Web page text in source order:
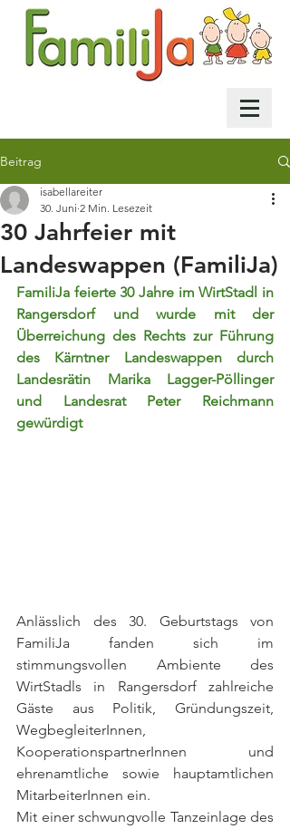
Beitrag
30 Jahrfeier mit
Landeswappen (FamiliJa)
isabellareiter
30. Juni 2 Min. Lesezeit
FamiliJa feierte 30 Jahre im WirtStadl in
Rangersdorf und wurde mit der
Überreichung des Rechts zur Führung
des Kärntner Landeswappen durch
Landesrätin Marika Lagger-Pöllinger
und Landesrat Peter Reichmann
gewürdigt
Anlässlich des 30. Geburtstags von
FamiliJa fanden sich im
stimmungsvollen Ambiente des
WirtStadls in Rangersdorf zahlreiche
Gäste aus Politik, Gründungszeit,
WegbegleiterInnen,
KooperationspartnerInnen und
ehrenamtliche sowie hauptamtlichen
MitarbeiterInnen ein.
Mit einer schwungvolle Tanzeinlage des